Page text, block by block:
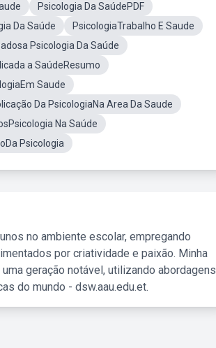
Psicologia Da SaúdePDF
Da Saúde
PsicologiaTrabalho E Saude
Psicologia Da Saúde
a SaúdeResumo
Saude
Da PsicologiaNa Area Da Saude
Na Saúde
Psicologia
no ambiente escolar, empregando
por criatividade e paixão. Minha
geração notável, utilizando abordagens
do mundo - dsw.aau.edu.et.